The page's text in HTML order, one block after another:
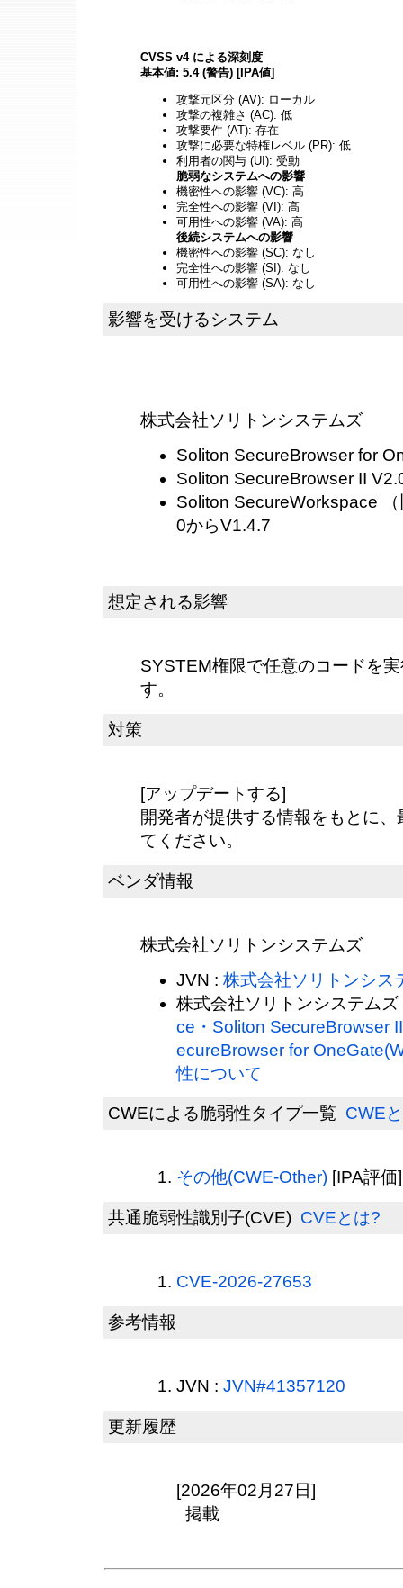
CVSS v4 による深刻度
基本値: 5.4 (警告) [IPA値]
攻撃元区分 (AV): ローカル
攻撃の複雑さ (AC): 低
攻撃要件 (AT): 存在
攻撃に必要な特権レベル (PR): 低
利用者の関与 (UI): 受動
脆弱なシステムへの影響
機密性への影響 (VC): 高
完全性への影響 (VI): 高
可用性への影響 (VA): 高
後続システムへの影響
機密性への影響 (SC): なし
完全性への影響 (SI): なし
可用性への影響 (SA): なし
影響を受けるシステム
株式会社ソリトンシステムズ
Soliton SecureBrowser for
Soliton SecureBrowser II
Soliton SecureWorkspace
0からV1.4.7
想定される影響
SYSTEM権限で任意のコードを
す。
対策
[アップデートする]
開発者が提供する情報をもとに
てください。
ベンダ情報
株式会社ソリトンシステムズ
JVN : 株式会社ソリトンシス
株式会社ソリトンシステム
ce・Soliton SecureBrowser
ecureBrowser for
性について
CWEによる脆弱性タイプ一覧 CWE
その他(CWE-Other) [IPA評価]
共通脆弱性識別子(CVE) CVEとは?
CVE-2026-27653
参考情報
JVN : JVN#41357120
更新履歴
[2026年02月27日]
掲載